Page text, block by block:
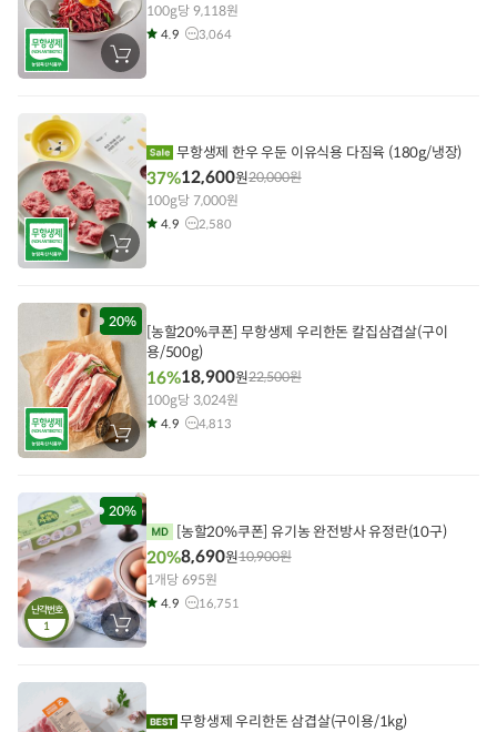
장
바
에
기
100g당 9,118원
4.9 3,064
장
바
에
담
기
무항생제 한우 우둔 이유식용 다짐육 (180g/냉장)
37%12,600원20,000원
100g당 7,000원
4.9 2,580
20%
장
바
에
담
기
[농할20%쿠폰] 무항생제 우리한돈 칼집삼겹살(구이
용/500g)
16%18,900원22,500원
100g당 3,024원
4.9 4,813
20%
난각번호
1 장
바
에
담
기
[농할20%쿠폰] 유기농 완전방사 유정란(10구)
20%8,690원10,900원
1개당 695원
4.9 16,751
무항생제 우리한돈 삼겹살(구이용/1kg)